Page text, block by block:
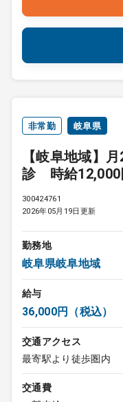
非常勤 岐阜県
【岐阜地域
診 時給12,000
300424761
2026年05月19日更新
勤務地
岐阜県岐阜地域
給与
36,000円（税込）
交通アクセス
最寄駅より徒歩圏内
交通費